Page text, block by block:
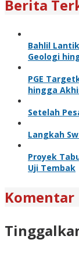
Berita
Bahlil
Geologi
PGE
hingga
Setelah
Langkah
Proyek
Uji Tembak
Komentar